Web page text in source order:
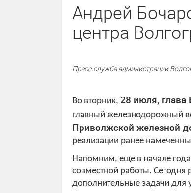
Андрей
центра
Пресс-служба администрации
Во вторник, 28 июля, глава
главный железнодорожный
Приволжской железной
реализации ранее
Напомним, еще в начале
совместной работы. Сегодня
дополнительные задачи для